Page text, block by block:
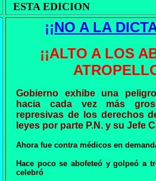
ESTA EDICION
¡¡NO A LA
¡¡ALTO A LOS
Gobierno exhibe una
hacia cada vez más
represivas de los derechos
leyes por parte P.N. y su Jefe
Ahora fue contra médicos en
Hace poco se abofeteó y golpeó a
celebró